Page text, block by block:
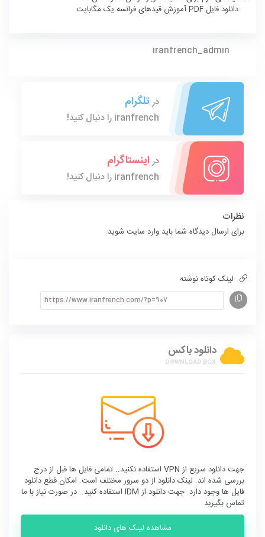
دانلود فایل PDF آموزش قیدهای فرانسه
یک مگابایت
iranfrench_admin
درتلگرام
iranfrench را دنبال کنید!
در اینستاگرام
iranfrench را دنبال کنید!
نظرات
برای ارسال دیدگاه شما باید وارد سایت شوید.
لینک کوتاه نوشته
دانلود باکس
جهت دانلود سریع از VPN استفاده نکنید.. تمامی فایل ها قبل از درج
بررسی شده اند. لینک دانلود از دو سرور مختلف است. امکان قطع دانلود
فایل ها وجود دارد. جهت دانلود از IDM استفاده کنید.. در صورت نیاز با ما
تماس بگیرید
مشاهده لینک های دانلود